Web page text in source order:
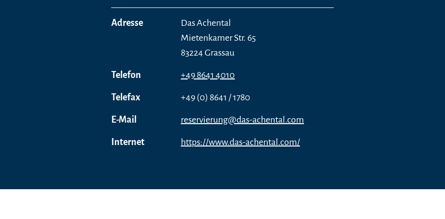
Adresse
Das Achental
Mietenkamer Str. 65
83224 Grassau
Telefon +49 8641 4010
Telefax +49 (0) 8641 / 1780
E-Mail reservierung@das-achental.com
Internet https://www.das-achental.com/